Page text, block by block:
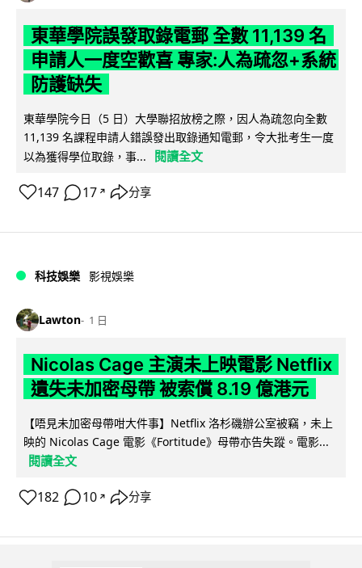
東華學院誤發取錄電郵 全數 11,139 名
申請人一度空歡喜 專家:人為疏忽+系統
防護缺失
東華學院今日（5 日）大學聯招放榜之際，因人為疏忽向全數
11,139 名課程申請人錯誤發出取錄通知電郵，令大批考生一度
以為獲得學位取錄，事...
閱讀全文
147 17 ↗ 分享
科技娛樂 影視娛樂
Lawton 1 日
Nicolas Cage 主演未上映電影 Netflix
遺失未加密母帶 被索償 8.19 億港元
【唔見未加密母帶咁大件事】Netflix 洛杉磯辦公室被竊，未上
映的 Nicolas Cage 電影《Fortitude》母帶亦告失蹤。電影...
閱讀全文
182 10 ↗ 分享